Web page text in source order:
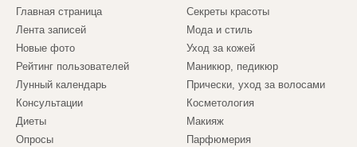
Главная страница
Лента записей
Новые фото
Рейтинг пользователей
Лунный календарь
Консультации
Диеты
Опросы
Секреты красоты
Мода и стиль
Уход за кожей
Маникюр, педикюр
Прически, уход за волосами
Косметология
Макияж
Парфюмерия